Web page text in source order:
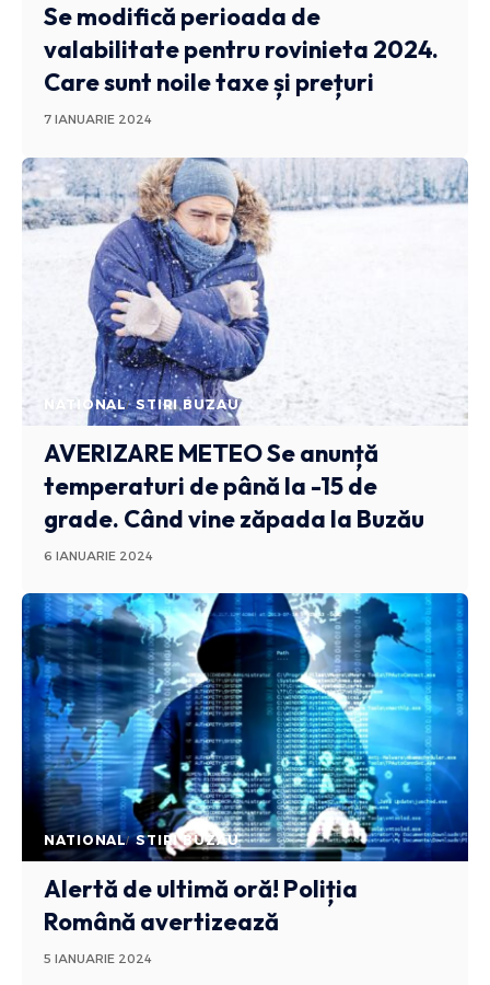
Se modifică perioada de
valabilitate pentru rovinieta 2024.
Care sunt noile taxe și prețuri
7 IANUARIE 2024
NATIONAL STIRI BUZAU
AVERIZARE METEOSe anunță
temperaturi de până la -15 de
grade. Când vine zăpada la Buzău
6 IANUARIE 2024
NATIONAL STIRI BUZAU
Alertă de ultimă oră! Poliția
Română avertizează
5 IANUARIE 2024